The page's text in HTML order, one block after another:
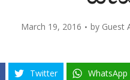
March 19, 2016 by Guest
Twitter WhatsApp